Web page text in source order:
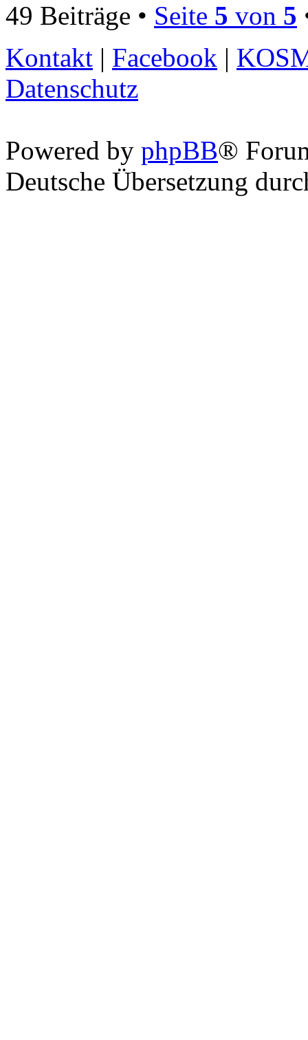
49 Beiträge • Seite 5 von 5
Kontakt | Facebook |
Datenschutz
Powered by phpBB®
Deutsche Übersetzung